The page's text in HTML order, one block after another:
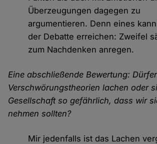
Überzeugungen dagegen zu
argumentieren. Denn eines
der Debatte erreichen: Zweifel
zum Nachdenken anregen.
Eine abschließende Bewertung:
Verschwörungstheorien lachen oder
Gesellschaft so gefährlich, dass wir
nehmen sollten?
Mir jedenfalls ist das Lachen